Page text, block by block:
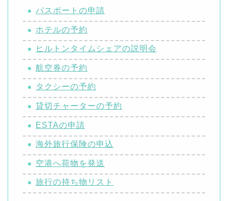
パスポートの申請
ホテルの予約
ヒルトンタイムシェアの説明会
航空券の予約
タクシーの予約
貸切チャーターの予約
ESTAの申請
海外旅行保険の申込
空港へ荷物を発送
旅行の持ち物リスト